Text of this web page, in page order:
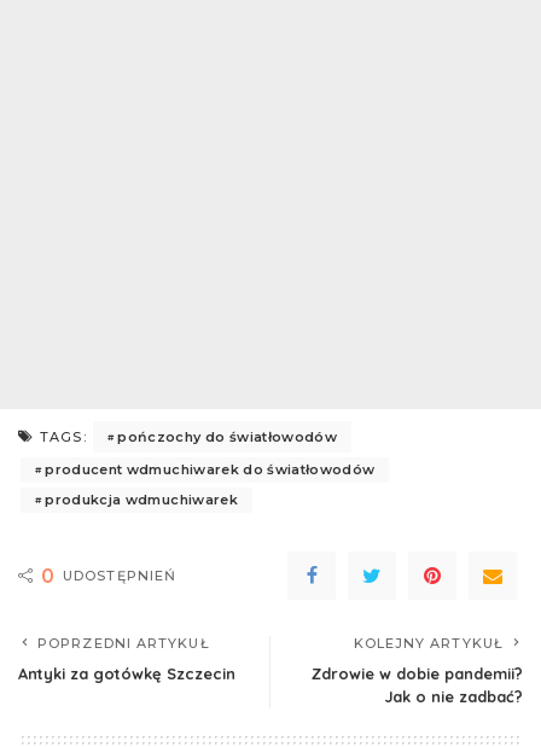
TAGS:
pończochy do światłowodów
producent wdmuchiwarek do światłowodów
produkcja wdmuchiwarek
0 UDOSTĘPNIEŃ
POPRZEDNI ARTYKUŁ
Antyki za gotówkę Szczecin
KOLEJNY ARTYKUŁ
Zdrowie w dobie pandemii?
Jak o nie zadbać?